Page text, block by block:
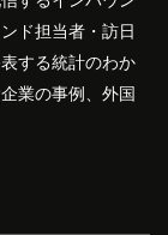
ド担当者・訪日
する統計のわか
業の事例、外国